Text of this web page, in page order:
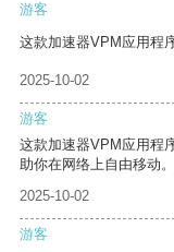
游客
这款加速器VPM应用程
2025-10-02
游客
这款加速器VPM应用程
助你在网络上自由移动。
2025-10-02
游客